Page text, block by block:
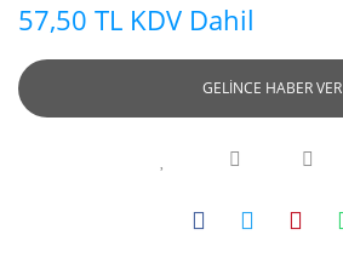
57,50 TL KDV Dahil
GELİNCE HABER VER